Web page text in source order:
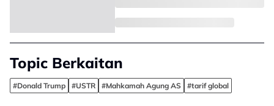
Topic Berkaitan
#Donald Trump #USTR #Mahkamah Agung AS #tarif global